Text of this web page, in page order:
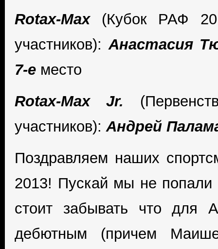
Rotax-Max(Кубок РАФ
участников): Анастасия
7-е место
Rotax-Max Jr.
участников): Андрей
Поздравляем наших
2013! Пускай мы не попали
стоит забывать что для
дебютным (причем